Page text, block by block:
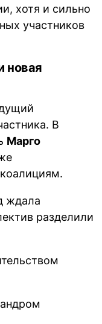
хотя и сильно
участников
новая
В
Марго
ждала
разделили